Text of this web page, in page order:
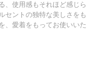
、使用感もそれほど感じら
セントの独特な美しさをも
、愛着をもってお使いいた